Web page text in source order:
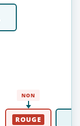
NON
ROUGE